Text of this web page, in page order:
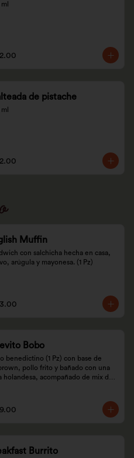
de pistache
Muffin
con salchicha hecha en casa,
arúgula y mayonesa. (1 Pz)
Bobo
benedictino (1 Pz) con base de
pollo frito y bañado con una
holandesa, acompañado de mix de
Burrito